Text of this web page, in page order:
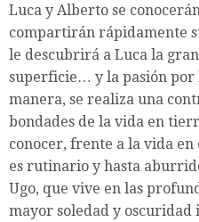
Luca y Alberto se
compartirán rápidamente
le descubrirá a Luca la
superficie… y la pasión por
manera, se realiza una
bondades de la vida en
conocer, frente a la vida
es rutinario y hasta
Ugo, que vive en las
mayor soledad y